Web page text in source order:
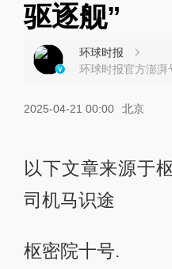
驱逐舰”
环球时报
环球时报官方澎湃
2025-04-21 00:00 北京
以下文章来源于
司机马识途
枢密院十号.